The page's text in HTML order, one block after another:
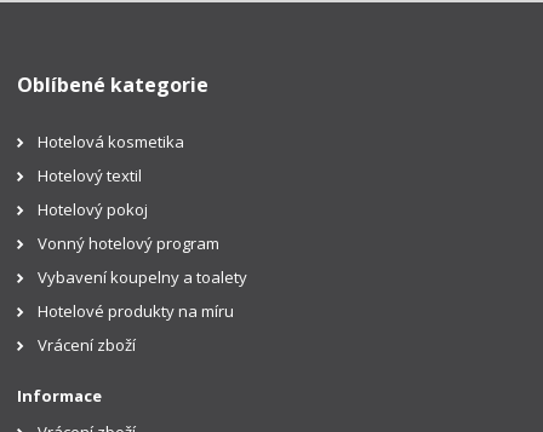
Oblíbené kategorie
Hotelová kosmetika
Hotelový textil
Hotelový pokoj
Vonný hotelový program
Vybavení koupelny a toalety
Hotelové produkty na míru
Vrácení zboží
Informace